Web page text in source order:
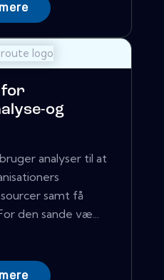
for
og
analyser til at
samt få
den sande væ...